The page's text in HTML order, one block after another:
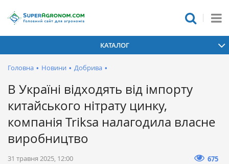
КАТАЛОГ
Головна • Новини • Добрива •
В Україні відходять від імпорту
китайського нітрату цинку,
компанія Triksa налагодила власне
виробництво
31 травня 2025, 12:00 675